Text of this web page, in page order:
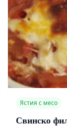
Ястия с месо
Свинско